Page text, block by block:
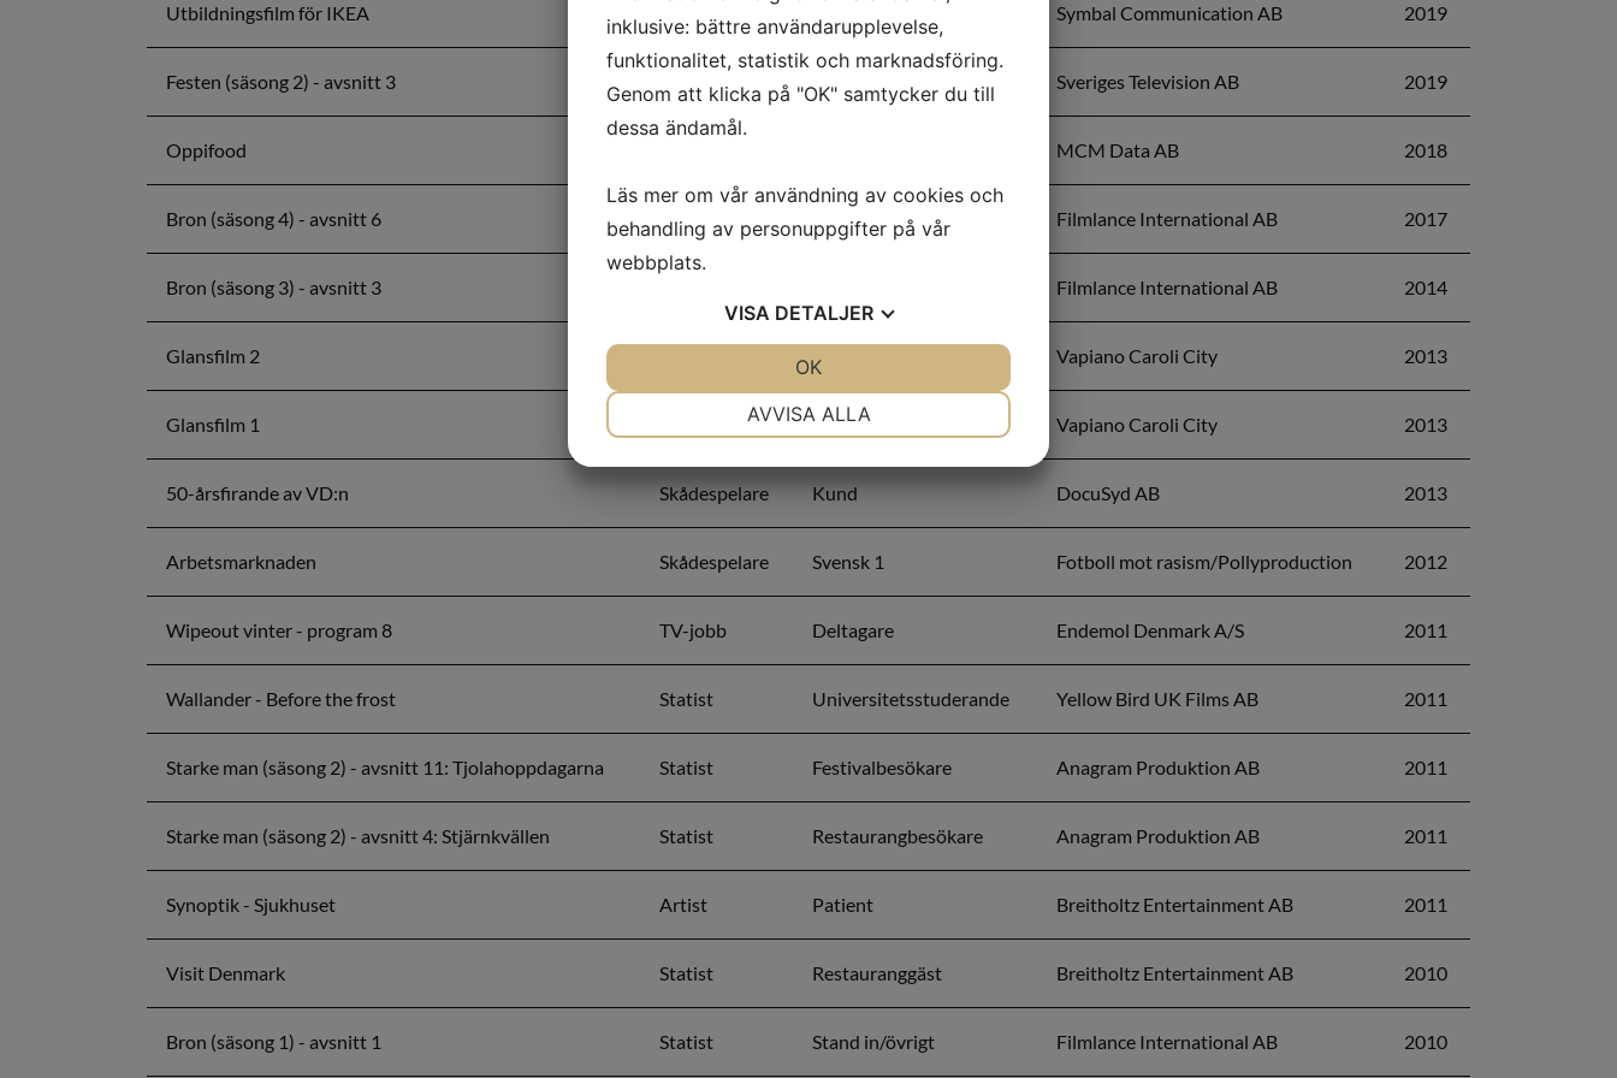
Utbildningsfilm för IKEA Symbal Communication AB 2019
Festen (säsong 2) - avsnitt 3 Statist Strandbesökare Sveriges Television AB 2019
Oppifood MCM Data AB 2018
Bron (säsong 4) - avsnitt 6 Statist Flanör Filmlance International AB 2017
Bron (säsong 3) - avsnitt 3 Filmlance International AB 2014
Glansfilm 2 Kund Vapiano Caroli City 2013
Glansfilm 1 Skådespelare Kund Vapiano Caroli City 2013
50-årsfirande av VD:n Skådespelare Kund DocuSyd AB 2013
Arbetsmarknaden Skådespelare Svensk 1 Fotboll mot rasism/Pollyproduction 2012
Wipeout vinter - program 8 TV-jobb Deltagare Endemol Denmark A/S 2011
Wallander - Before the frost Statist Universitetsstuderande Yellow Bird UK Films AB 2011
Starke man (säsong 2) - avsnitt 11: Tjolahoppdagarna Statist Festivalbesökare Anagram Produktion AB 2011
Starke man (säsong 2) - avsnitt 4: Stjärnkvällen Statist Restaurangbesökare Anagram Produktion AB 2011
Synoptik - Sjukhuset Artist Patient Breitholtz Entertainment AB 2011
Visit Denmark Statist Restauranggäst Breitholtz Entertainment AB 2010
Bron (säsong 1) - avsnitt 1 Statist Stand in/övrigt Filmlance International AB 2010
inklusive: bättre användarupplevelse,
funktionalitet, statistik och marknadsföring.
Genom att klicka på "OK" samtycker du till
dessa ändamål.
Läs mer om vår användning av cookies och
behandling av personuppgifter på vår
webbplats.
VISA DETALJER
MARKNADSFÖRING
AVVISA ALLA
OK